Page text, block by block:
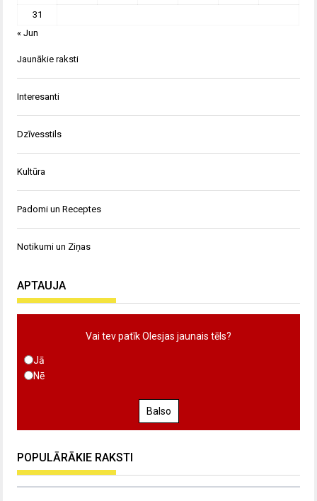
31
« Jun
Jaunākie raksti
Interesanti
Dzīvesstils
Kultūra
Padomi un Receptes
Notikumi un Ziņas
APTAUJA
Vai tev patīk Olesjas jaunais tēls?
Jā
Nē
Balso
POPULĀRĀKIE RAKSTI